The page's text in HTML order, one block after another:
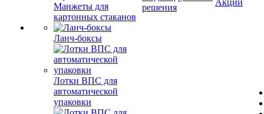
Манжеты для
картонных стаканов
Ланч-боксы
Лотки ВПС для
автоматической
упаковки
решения
Акции